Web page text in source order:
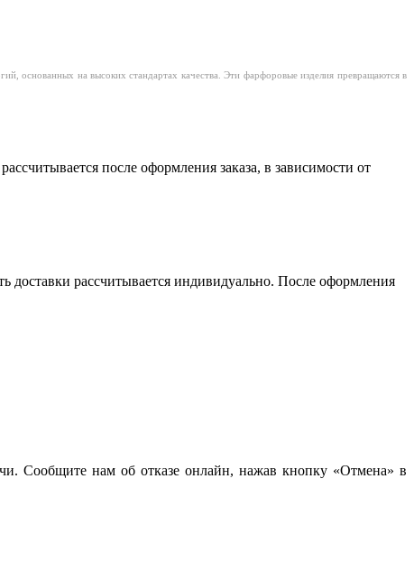
основанных на высоких стандартах качества. Эти фарфоровые изделия превращаются в
после оформления заказа, в зависимости от
доставки рассчитывается индивидуально. После оформления
Сообщите нам об отказе онлайн, нажав кнопку «Отмена» в